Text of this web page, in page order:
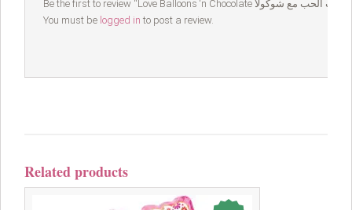
You must be logged in to post a review.
Related products